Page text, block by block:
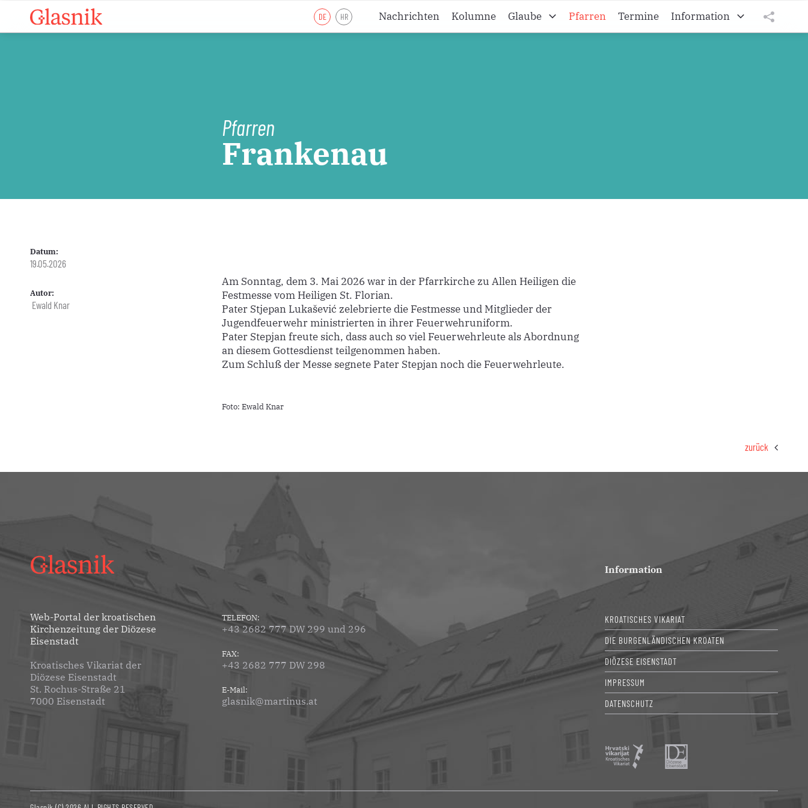
DE HR Nachrichten Kolumne
Glaube
Pfarren Termine
Information
Pfarren
Frankenau
Datum:
19.05.2026
Autor:
Ewald Knar
Am Sonntag, dem 3. Mai 2026 war in der Pfarrkirche zu Allen Heiligen die
Festmesse vom Heiligen St. Florian.
Pater Stjepan Lukašević zelebrierte die Festmesse und Mitglieder der
Jugendfeuerwehr ministrierten in ihrer Feuerwehruniform.
Pater Stepjan freute sich, dass auch so viel Feuerwehrleute als Abordnung
an diesem Gottesdienst teilgenommen haben.
Zum Schluß der Messe segnete Pater Stepjan noch die Feuerwehrleute.
Foto: Ewald Knar
zurück
Web-Portal der kroatischen
Kirchenzeitung der Diözese
Eisenstadt
Kroatisches Vikariat der
Diözese Eisenstadt
St. Rochus-Straße 21
7000 Eisenstadt
TELEFON:
+43 2682 777 DW 299 und 296
FAX:
+43 2682 777 DW 298
E-Mail:
glasnik@martinus.at
Information
KROATISCHES VIKARIAT
DIE BURGENLÄNDISCHEN KROATEN
DIÖZESE EISENSTADT
IMPRESSUM
DATENSCHUTZ